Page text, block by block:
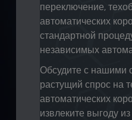
переключение,
автоматических
стандартной
независимых
Обсудите с нашими
растущий спрос на
автоматических
извлеките выгоду